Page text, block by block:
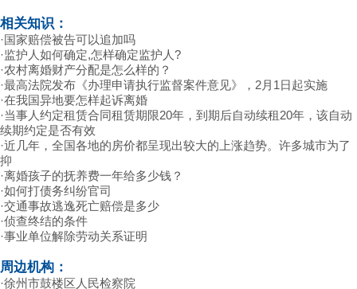
相关知识：
·国家赔偿被告可以追加吗
·监护人如何确定,怎样确定监护人?
·农村离婚财产分配是怎么样的？
·最高法院发布《办理申请执行监督案件意见》，2月1日起实施
·在我国异地要怎样起诉离婚
·当事人约定租赁合同租赁期限20年，到期后自动续租20年，该自动
续期约定是否有效
·近几年，全国各地的房价都呈现出较大的上涨趋势。许多城市为了
抑
·离婚孩子的抚养费一年给多少钱？
·如何打债务纠纷官司
·交通事故逃逸死亡赔偿是多少
·侦查终结的条件
·事业单位解除劳动关系证明
周边机构：
·徐州市鼓楼区人民检察院